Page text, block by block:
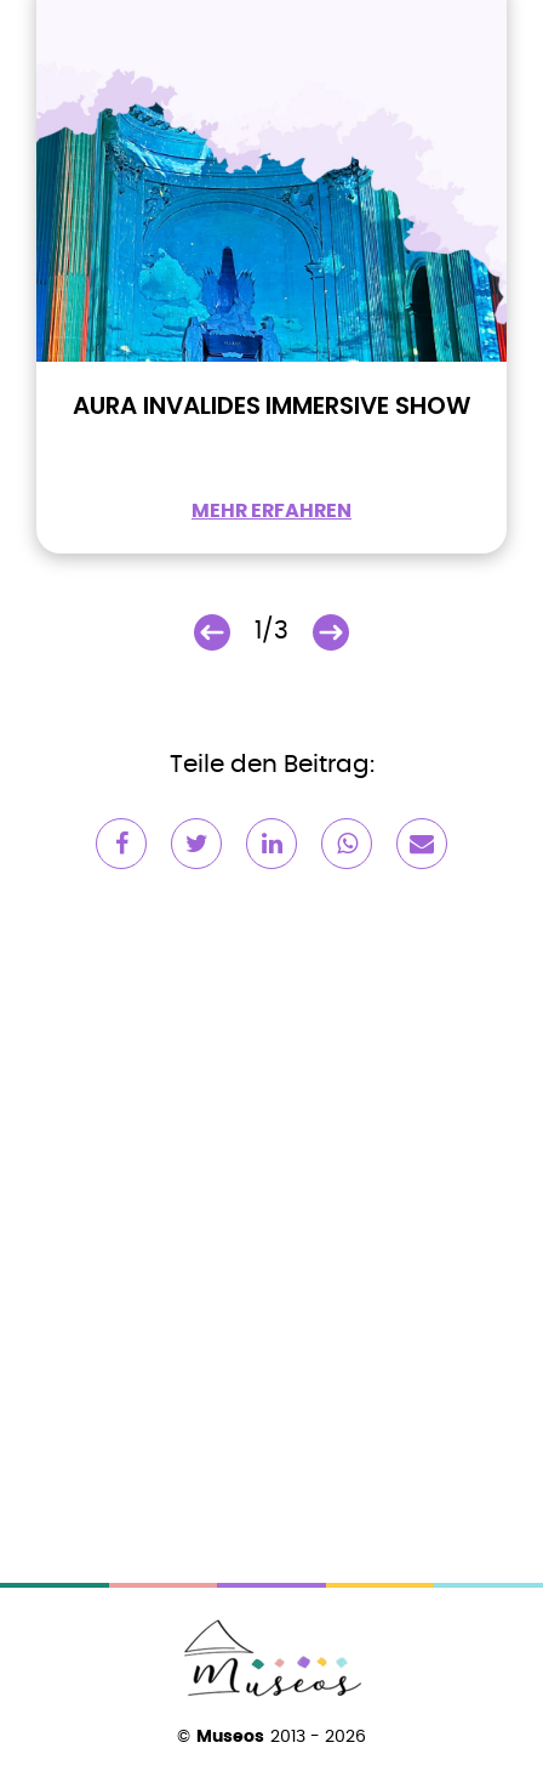
AURA INVALIDES IMMERSIVE SHOW
MEHR ERFAHREN
1/3
Teile den Beitrag:
© Museos 2013 - 2026